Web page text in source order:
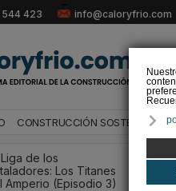
544 423 info@caloryfrio.com
CONSTRUCCIÓN SOSTENIBLE
de los
Los Titanes
Amperio (Episodio 3)